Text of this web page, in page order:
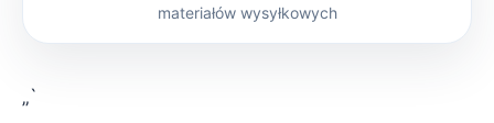
materiałów wysyłkowych
„`